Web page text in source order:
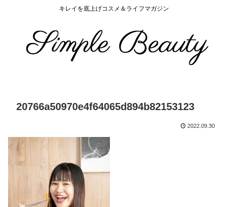
キレイを底上げコスメ＆ライフマガジン
20766a50970e4f64065d894b82153123
2022.09.30